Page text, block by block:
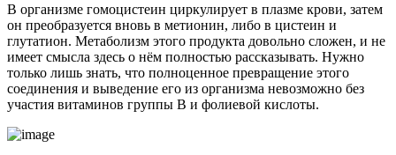
В организме гомоцистеин циркулирует в плазме крови, затем
он преобразуется вновь в метионин, либо в цистеин и
глутатион. Метаболизм этого продукта довольно сложен, и не
имеет смысла здесь о нём полностью рассказывать. Нужно
только лишь знать, что полноценное превращение этого
соединения и выведение его из организма невозможно без
участия витаминов группы B и фолиевой кислоты.